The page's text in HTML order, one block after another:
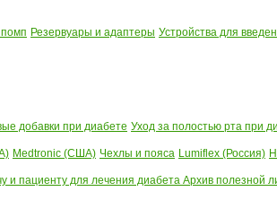
Резервуары и адаптеры Устройства для
добавки при диабете Уход за полостью рта при
Medtronic (США) Чехлы и пояса Lumiflex (Россия)
и пациенту для лечения диабета Архив полезной